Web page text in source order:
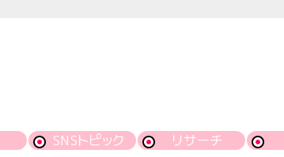
SNSトピック リサーチ